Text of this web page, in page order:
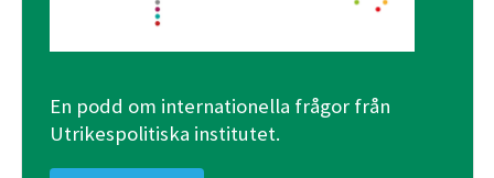
En podd om internationella frågor från
Utrikespolitiska institutet.